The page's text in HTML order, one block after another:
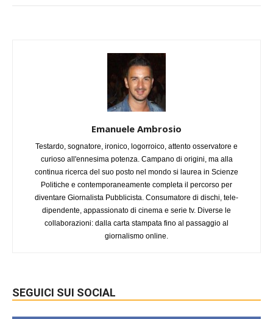
Emanuele Ambrosio
Testardo, sognatore, ironico, logorroico, attento osservatore e
curioso all'ennesima potenza. Campano di origini, ma alla
continua ricerca del suo posto nel mondo si laurea in Scienze
Politiche e contemporaneamente completa il percorso per
diventare Giornalista Pubblicista. Consumatore di dischi, tele-
dipendente, appassionato di cinema e serie tv. Diverse le
collaborazioni: dalla carta stampata fino al passaggio al
giornalismo online.
SEGUICI SUI SOCIAL